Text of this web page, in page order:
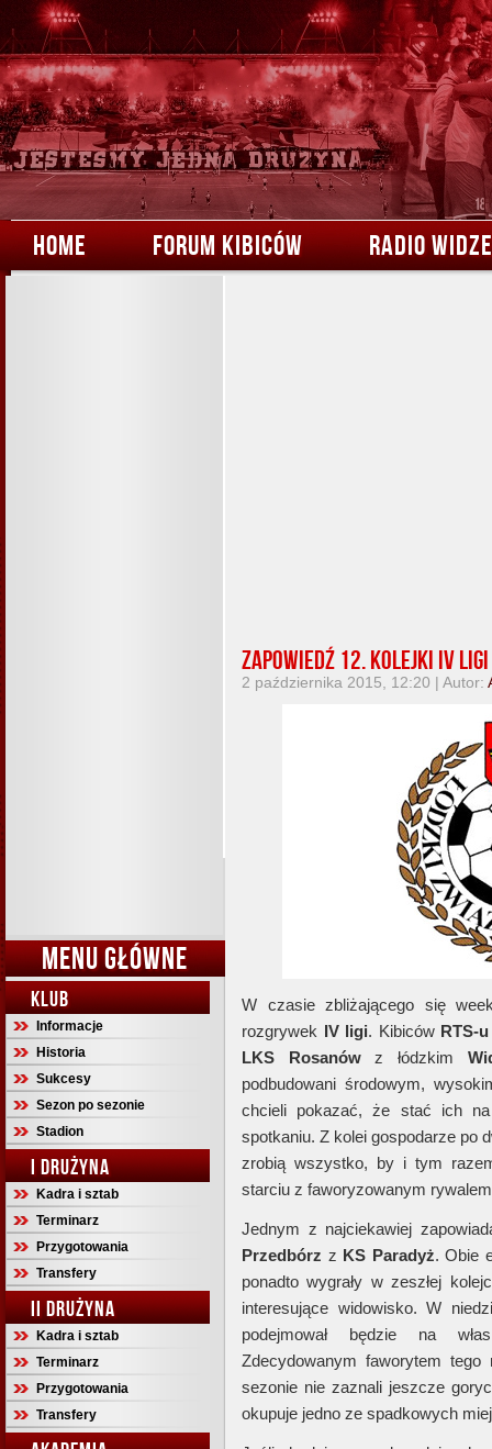
HOME FORUM KIBICÓW RADIO
MENU GŁÓWNE
KLUB
Informacje
Historia
Sukcesy
Sezon po sezonie
Stadion
I DRUŻYNA
Kadra i sztab
Terminarz
Przygotowania
Transfery
II DRUŻYNA
Kadra i sztab
Terminarz
Przygotowania
Transfery
Zapowiedź 12. kolejki IV ligi
2 października 2015, 12:20 | Autor:
W czasie zbliżającego się
rozgrywek IV ligi. Kibiców RTS-u
LKS
Rosanówz łódzkim
podbudowani środowym,
chcieli pokazać, że stać ich
spotkaniu. Z kolei gospodarze po
zrobią wszystko, by i tym
starciu z faworyzowanym
Jednym z najciekawiej
Przedbórz z KS Paradyż. Obie
ponadto wygrały w zeszłej
interesujące widowisko. W
podejmował będzie na
Zdecydowanym faworytem
sezonie nie zaznali jeszcze
okupuje jedno ze spadkowych